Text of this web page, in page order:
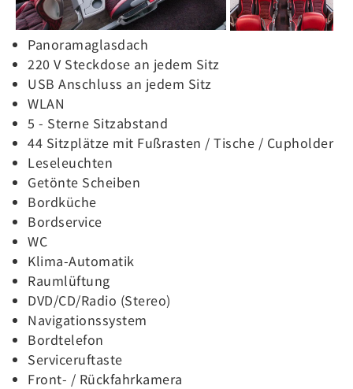
Panoramaglasdach
220 V Steckdose an jedem Sitz
USB Anschluss an jedem Sitz
WLAN
5 - Sterne Sitzabstand
44 Sitzplätze mit Fußrasten / Tische / Cupholder
Leseleuchten
Getönte Scheiben
Bordküche
Bordservice
WC
Klima-Automatik
Raumlüftung
DVD/CD/Radio (Stereo)
Navigationssystem
Bordtelefon
Serviceruftaste
Front- / Rückfahrkamera